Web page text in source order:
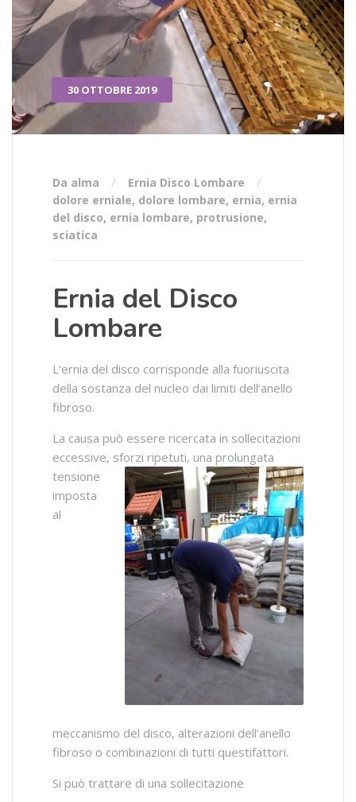
30 OTTOBRE 2019
Da alma
Ernia Disco Lombare
dolore erniale, dolore lombare, ernia, ernia
del disco, ernia lombare, protrusione,
sciatica
Ernia del Disco
Lombare
L’ernia del disco corrisponde alla fuoriuscita
della sostanza del nucleo dai limiti dell’anello
fibroso.
La causa può essere ricercata in sollecitazioni
eccessive, sforzi ripetuti, una prolungata
tensione
imposta
al
meccanismo del disco, alterazioni dell’anello
fibroso o combinazioni di tutti questifattori.
Si può trattare di una sollecitazione